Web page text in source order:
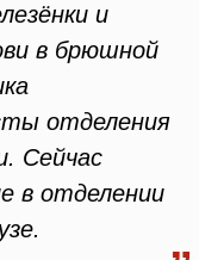
и
в брюшной
отделения
Сейчас
в отделении